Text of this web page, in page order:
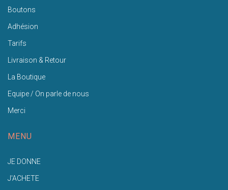
Boutons
Adhésion
Tarifs
Livraison & Retour
La Boutique
Equipe / On parle de nous
Merci
MENU
JE DONNE
J'ACHETE